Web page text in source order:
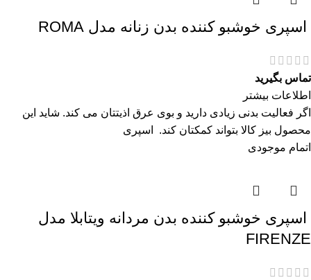
اسپری خوشبو کننده بدن زنانه مدل ROMA
تماس بگیرید
اطلاعات بیشتر
اگر فعالیت بدنی زیادی دارید و بوی عرق اذیتتان می کند. شاید این
محصول بیز کالا بتواند کمکتان کند. اسپری
اتمام موجودی
اسپری خوشبو کننده بدن مردانه ویتابلا مدل
FIRENZE